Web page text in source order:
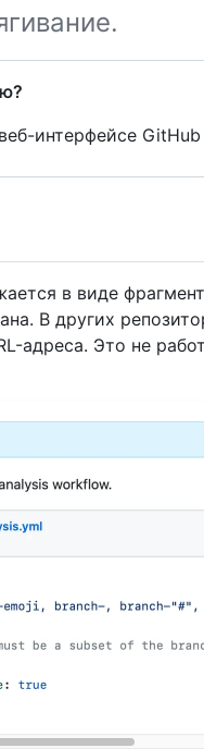
интерфейсе GitHub
в виде
В других
адреса. Это не